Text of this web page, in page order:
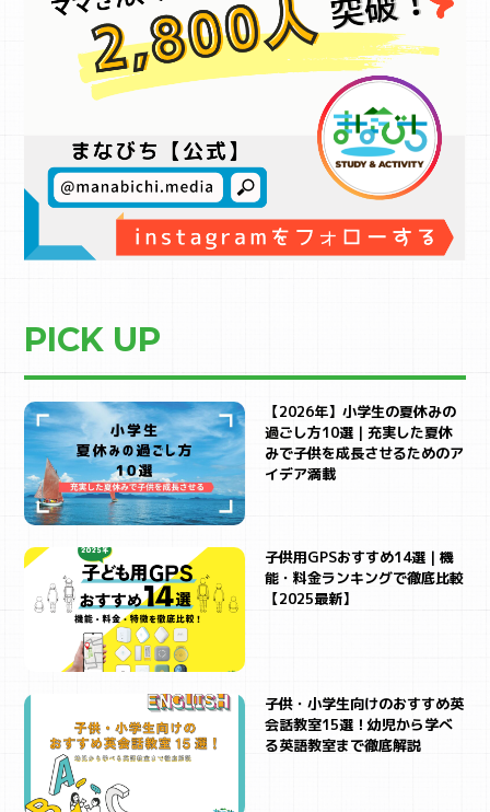
PICK UP
【2026年】小学生の夏休みの
過ごし方10選｜充実した夏休
みで子供を成長させるためのア
イデア満載
子供用GPSおすすめ14選｜機
能・料金ランキングで徹底比較
【2025最新】
子供・小学生向けのおすすめ英
会話教室15選！幼児から学べ
る英語教室まで徹底解説